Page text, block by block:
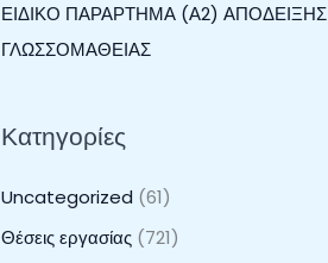
ΕΙΔΙΚΟ ΠΑΡΑΡΤΗΜΑ (Α2) ΑΠΟΔΕΙΞΗΣ
ΓΛΩΣΣΟΜΑΘΕΙΑΣ
Κατηγορίες
Uncategorized (61)
Θέσεις εργασίας (721)